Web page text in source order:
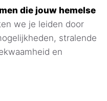
die jouw hemelse
we je leiden door
stralende
en